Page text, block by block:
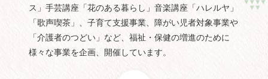
ス」手芸講座「花のある暮らし」音楽講座「ハレルヤ」
「歌声喫茶」、子育て支援事業、障がい児者対象事業や
「介護者のつどい」など、福祉・保健の増進のために
様々な事業を企画、開催しています。